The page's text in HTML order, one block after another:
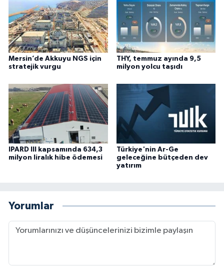
Mersin’de Akkuyu NGS için
stratejik vurgu
THY, temmuz ayında 9,5
milyon yolcu taşıdı
IPARD III kapsamında 634,3
milyon liralık hibe ödemesi
Türkiye'nin Ar-Ge
geleceğine bütçeden dev
yatırım
Yorumlar